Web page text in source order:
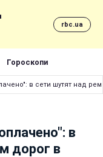
rbc.ua
Гороскопи
в сети шутят над
в
дорог в